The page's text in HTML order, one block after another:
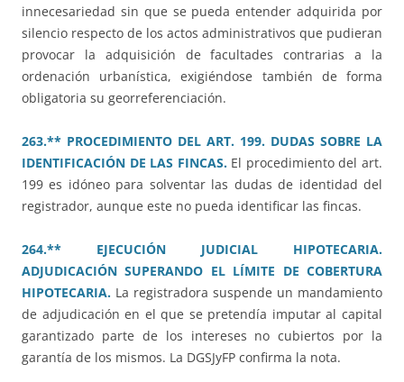
innecesariedad sin que se pueda entender adquirida por
silencio respecto de los actos administrativos que pudieran
provocar la adquisición de facultades contrarias a la
ordenación urbanística, exigiéndose también de forma
obligatoria su georreferenciación.
263.** PROCEDIMIENTO DEL ART. 199. DUDAS SOBRE LA
IDENTIFICACIÓN DE LAS FINCAS.El procedimiento del art.
199 es idóneo para solventar las dudas de identidad del
registrador, aunque este no pueda identificar las fincas.
264.** EJECUCIÓN JUDICIAL HIPOTECARIA.
ADJUDICACIÓN SUPERANDO EL LÍMITE DE COBERTURA
HIPOTECARIA. La registradora suspende un mandamiento
de adjudicación en el que se pretendía imputar al capital
garantizado parte de los intereses no cubiertos por la
garantía de los mismos. La DGSJyFP confirma la nota.